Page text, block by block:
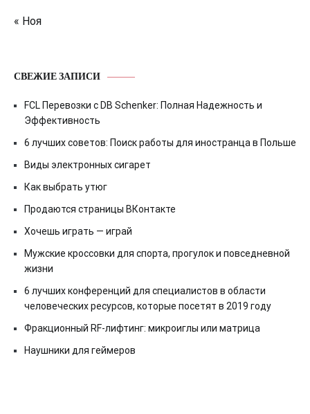
« Ноя
СВЕЖИЕ ЗАПИСИ
FCL Перевозки с DB Schenker: Полная Надежность и
Эффективность
6 лучших советов: Поиск работы для иностранца в Польше
Виды электронных сигарет
Как выбрать утюг
Продаются страницы ВКонтакте
Хочешь играть — играй
Мужские кроссовки для спорта, прогулок и повседневной
жизни
6 лучших конференций для специалистов в области
человеческих ресурсов, которые посетят в 2019 году
Фракционный RF-лифтинг: микроиглы или матрица
Наушники для геймеров